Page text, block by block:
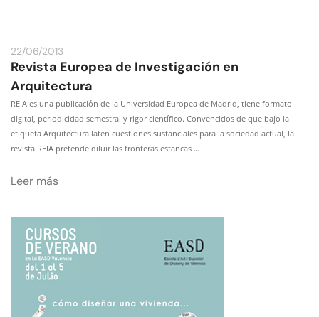
22/06/2013
Revista Europea de Investigación en
Arquitectura
REIA es una publicación de la Universidad Europea de Madrid, tiene formato
digital, periodicidad semestral y rigor científico. Convencidos de que bajo la
etiqueta Arquitectura laten cuestiones sustanciales para la sociedad actual, la
revista REIA pretende diluir las fronteras estancas …
Leer más